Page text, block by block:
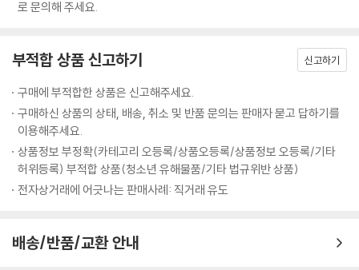
로 문의해 주세요.
부적합 상품 신고하기 신고하기
구매에 부적합한 상품은 신고해주세요.
구매하신 상품의 상태, 배송, 취소 및 반품 문의는 판매자 묻고 답하기를
이용해주세요.
상품정보 부정확(카테고리 오등록/상품오등록/상품정보 오등록/기타
허위등록) 부적합 상품(청소년 유해물품/기타 법규위반 상품)
전자상거래에 어긋나는 판매사례: 직거래 유도
배송/반품/교환 안내